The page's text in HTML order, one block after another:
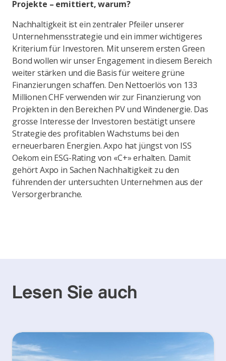
Projekte – emittiert, warum?
Nachhaltigkeit ist ein zentraler Pfeiler unserer
Unternehmensstrategie und ein immer wichtigeres
Kriterium für Investoren. Mit unserem ersten Green
Bond wollen wir unser Engagement in diesem Bereich
weiter stärken und die Basis für weitere grüne
Finanzierungen schaffen. Den Nettoerlös von 133
Millionen CHF verwenden wir zur Finanzierung von
Projekten in den Bereichen PV und Windenergie. Das
grosse Interesse der Investoren bestätigt unsere
Strategie des profitablen Wachstums bei den
erneuerbaren Energien. Axpo hat jüngst von ISS
Oekom ein ESG-Rating von «C+» erhalten. Damit
gehört Axpo in Sachen Nachhaltigkeit zu den
führenden der untersuchten Unternehmen aus der
Versorgerbranche.
Lesen Sie auch